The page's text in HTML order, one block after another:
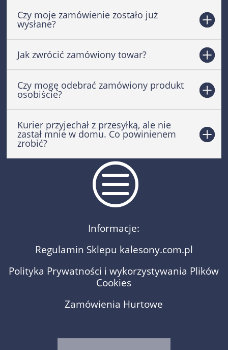
Czy moje zamówienie zostało już
wysłane?
Jak zwrócić zamówiony towar?
Czy mogę odebrać zamówiony produkt
osobiście?
Kurier przyjechał z przesyłką, ale nie
zastał mnie w domu. Co powinienem
zrobić?
c
Informacje:
Regulamin Sklepu kalesony.com.pl
Polityka Prywatności i wykorzystywania Plików
Cookies
Zamówienia Hurtowe